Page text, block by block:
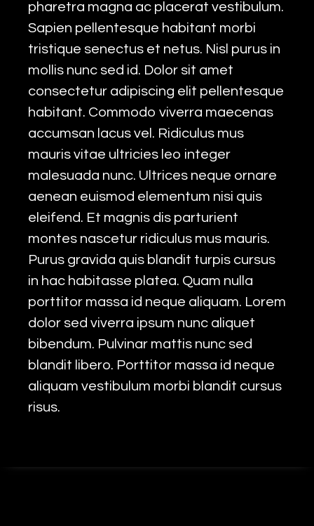
pharetra magna ac placerat vestibulum.
Sapien pellentesque habitant morbi
tristique senectus et netus. Nisl purus in
mollis nunc sed id. Dolor sit amet
consectetur adipiscing elit pellentesque
habitant. Commodo viverra maecenas
accumsan lacus vel. Ridiculus mus
mauris vitae ultricies leo integer
malesuada nunc. Ultrices neque ornare
aenean euismod elementum nisi quis
eleifend. Et magnis dis parturient
montes nascetur ridiculus mus mauris.
Purus gravida quis blandit turpis cursus
in hac habitasse platea. Quam nulla
porttitor massa id neque aliquam. Lorem
dolor sed viverra ipsum nunc aliquet
bibendum. Pulvinar mattis nunc sed
blandit libero. Porttitor massa id neque
aliquam vestibulum morbi blandit cursus
risus.